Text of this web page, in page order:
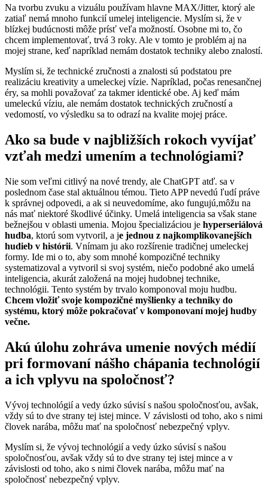
Na tvorbu zvuku a vizuálu používam hlavne MAX/Jitter, ktorý ale
zatiaľ nemá mnoho funkcií umelej inteligencie. Myslím si, že v
blízkej budúcnosti môže prísť veľa možností. Osobne mi to, čo
chcem implementovať, trvá 3 roky. Ale v tomto je problém aj na
mojej strane, keď napríklad nemám dostatok techniky alebo znalostí.
Myslím si, že technické zručnosti a znalosti sú podstatou pre
realizáciu kreativity a umeleckej vízie. Napríklad, počas renesančnej
éry, sa mohli považovať za takmer identické obe. Aj keď mám
umeleckú víziu, ale nemám dostatok technických zručností a
vedomostí, vo výsledku sa to odrazí na kvalite mojej práce.
Ako sa bude v najbližších rokoch vyvíjať
vzťah medzi umením a technológiami?
Nie som veľmi citlivý na nové trendy, ale ChatGPT atď. sa v
poslednom čase stal aktuálnou témou. Tieto APP nevedú ľudí práve
k správnej odpovedi, a ak si neuvedomíme, ako fungujú,môžu na
nás mať niektoré škodlivé účinky. Umelá inteligencia sa však stane
bežnejšou v oblasti umenia. Mojou špecializáciou je hyperseriálová
hudba, ktorú som vytvoril, a je jednou z najkomplikovanejších
hudieb v histórii. Vnímam ju ako rozšírenie tradičnej umeleckej
formy. Ide mi o to, aby som mnohé kompozičné techniky
systematizoval a vytvoril si svoj systém, niečo podobné ako umelá
inteligencia, akurát založená na mojej hudobnej technike,
technológii. Tento systém by trvalo komponoval moju hudbu.
Chcem vložiť svoje kompozičné myšlienky a techniky do
systému, ktorý môže pokračovať v komponovaní mojej hudby
večne.
Akú úlohu zohráva umenie nových médií
pri formovaní nášho chápania technológií
a ich vplyvu na spoločnosť?
Vývoj technológií a vedy úzko súvisí s našou spoločnosťou, avšak,
vždy sú to dve strany tej istej mince. V závislosti od toho, ako s nimi
človek narába, môžu mať na spoločnosť nebezpečný vplyv.
Myslím si, že vývoj technológií a vedy úzko súvisí s našou
spoločnosťou, avšak vždy sú to dve strany tej istej mince a v
závislosti od toho, ako s nimi človek narába, môžu mať na
spoločnosť nebezpečný vplyv.